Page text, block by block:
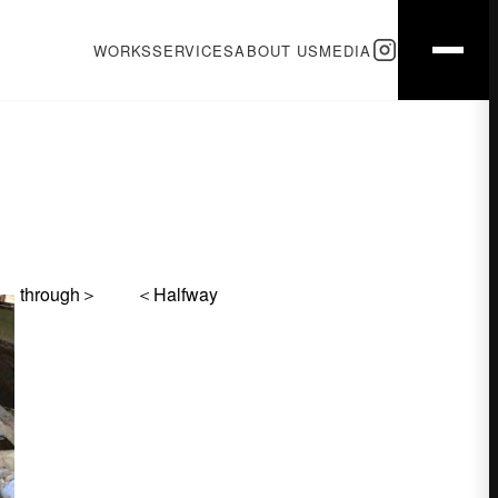
WORKSSERVICESABOUT USMEDIA
＜Halfway through＞